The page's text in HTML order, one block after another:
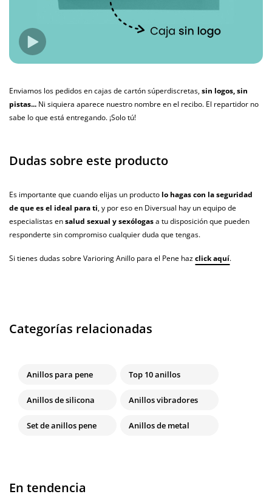
Enviamos los pedidos en cajas de cartón súperdiscretas,sin logos, sin
pistas... Ni siquiera aparece nuestro nombre en el recibo. El repartidor no
sabe lo que está entregando. ¡Solo tú!
Dudas sobre este producto
Es importante que cuando elijas un producto lo hagas con la seguridad
de que es el ideal para ti, y por eso en Diversual hay un equipo de
especialistas ensalud sexual y sexólogasa tu disposición que pueden
responderte sin compromiso cualquier duda que tengas.
Si tienes dudas sobre Varioring Anillo para el Pene hazclick aquí.
Categorías relacionadas
Anillos para pene Top 10 anillos
Anillos de silicona Anillos vibradores
Set de anillos pene Anillos de metal
En tendencia